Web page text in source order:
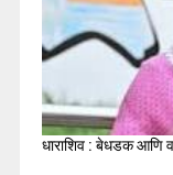
धाराशिव : बेधडक आणि